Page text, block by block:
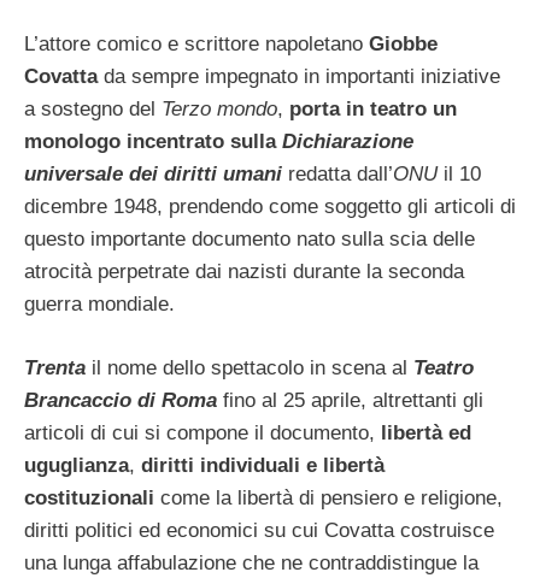
L’attore comico e scrittore napoletano Giobbe
Covattada sempre impegnato in importanti iniziative
a sostegno del Terzo mondo, porta in teatro un
monologo incentrato sulla Dichiarazione
universale dei diritti umani redatta dall’ONUil 10
dicembre 1948, prendendo come soggetto gli articoli di
questo importante documento nato sulla scia delle
atrocità perpetrate dai nazisti durante la seconda
guerra mondiale.
Trenta il nome dello spettacolo in scena al Teatro
Brancaccio di Roma fino al 25 aprile, altrettanti gli
articoli di cui si compone il documento, libertà ed
uguglianza, diritti individuali e libertà
costituzionali come la libertà di pensiero e religione,
diritti politici ed economici su cui Covatta costruisce
una lunga affabulazione che ne contraddistingue la